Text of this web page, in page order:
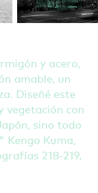
y acero,
amable, un
Diseñé este
vegetación con
sino todo
Kengo Kuma,
218-219,